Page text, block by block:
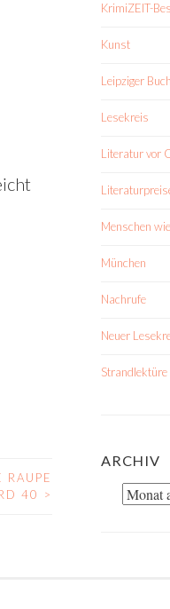
N
40
>
KrimiZEIT-
Kunst
Leipziger
Lesekreis
Literatur vor
Menschen
München
Nachrufe
Neuer
Strandlektüre
ARCHIV
Archiv